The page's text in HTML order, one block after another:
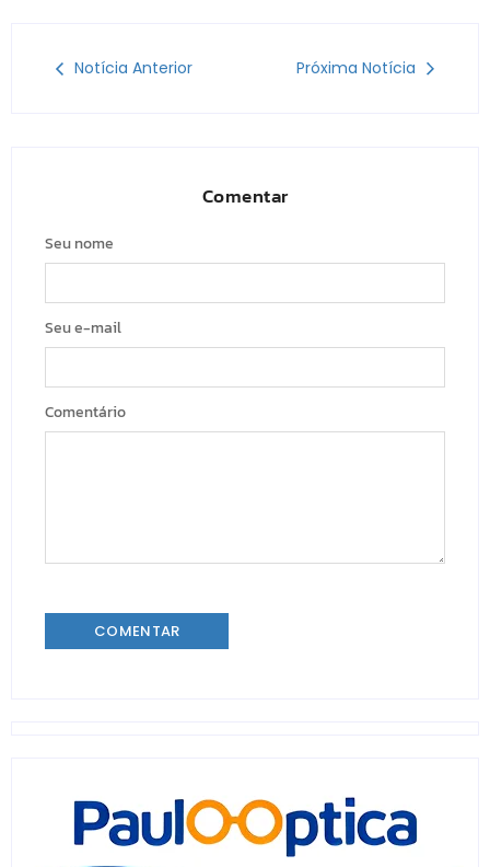
Notícia Anterior Próxima Notícia
Comentar
Seu nome
Seu e-mail
Comentário